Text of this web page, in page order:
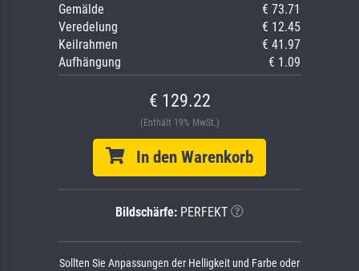
Gemälde
€ 73.71
Veredelung
€ 12.45
Keilrahmen
€ 41.97
Aufhängung
€ 1.09
€ 129.22
(Enthält 19% MwSt.)
In den Warenkorb
Bildschärfe: PERFEKT
Sollten Sie Anpassungen der Helligkeit und Farbe oder